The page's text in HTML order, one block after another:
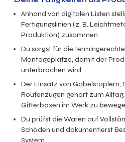
Anhand von digitalen Listen
Fertigungslinien (z. B.
Produktion) zusammen
Du sorgst für die
Montageplätze, damit der
unterbrochen wird
Der Einsatz von Gabelstaplern,
Routenzügen gehört zum
Gitterboxen im Werk zu
Du prüfst die Waren auf
Schäden und dokumentierst